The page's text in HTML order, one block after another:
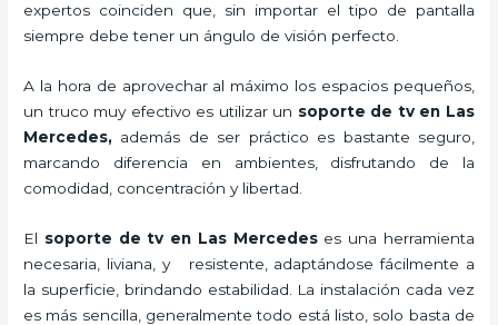
expertos coinciden que, sin importar el tipo de pantalla
siempre debe tener un ángulo de visión perfecto.
A la hora de aprovechar al máximo los espacios pequeños,
un truco muy efectivo es utilizar un soporte de tv en Las
Mercedes, además de ser práctico es bastante seguro,
marcando diferencia en ambientes, disfrutando de la
comodidad, concentración y libertad.
El soporte de tv en Las Mercedes es una herramienta
necesaria, liviana, y resistente, adaptándose fácilmente a
la superficie, brindando estabilidad. La instalación cada vez
es más sencilla, generalmente todo está listo, solo basta de